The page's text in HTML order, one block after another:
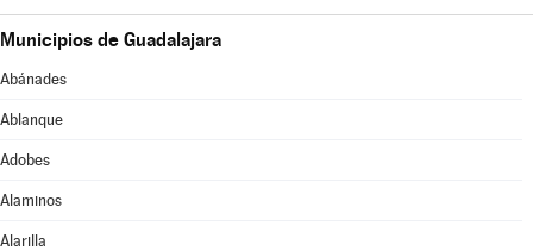
Municipios de Guadalajara
Abánades
Ablanque
Adobes
Alaminos
Alarilla